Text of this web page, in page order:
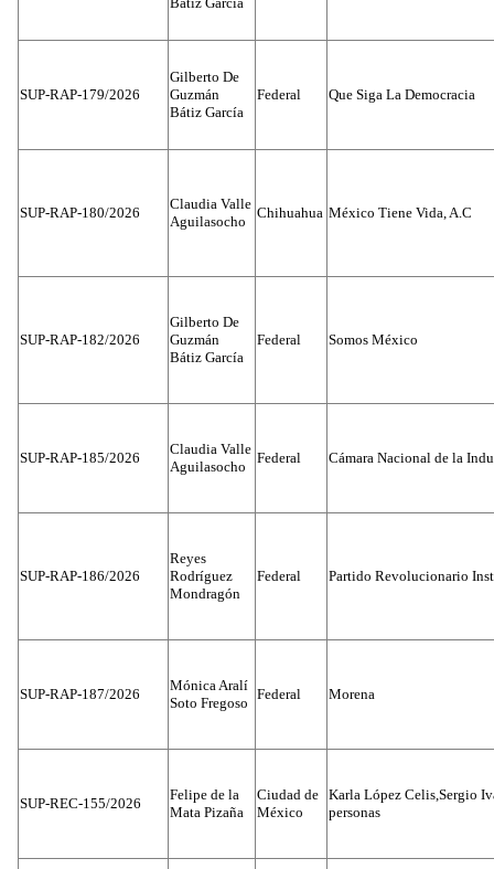
SUP-RAP-179/2026
Gilberto De
Guzmán
Bátiz García
Federal Que Siga La Democracia
SUP-RAP-180/2026
Claudia Valle
Aguilasocho
Chihuahua México Tiene Vida, A.C
SUP-RAP-182/2026
Gilberto De
Guzmán
Bátiz García
Federal Somos México
SUP-RAP-185/2026
Claudia Valle
Aguilasocho
Federal Cámara Nacional de la
SUP-RAP-186/2026
Reyes
Rodríguez
Mondragón
Federal Partido Revolucionario
SUP-RAP-187/2026
Mónica Aralí
Soto Fregoso
Federal Morena
SUP-REC-155/2026
Felipe de la
Mata Pizaña
Ciudad de
México
Karla López Celis,Sergio
personas